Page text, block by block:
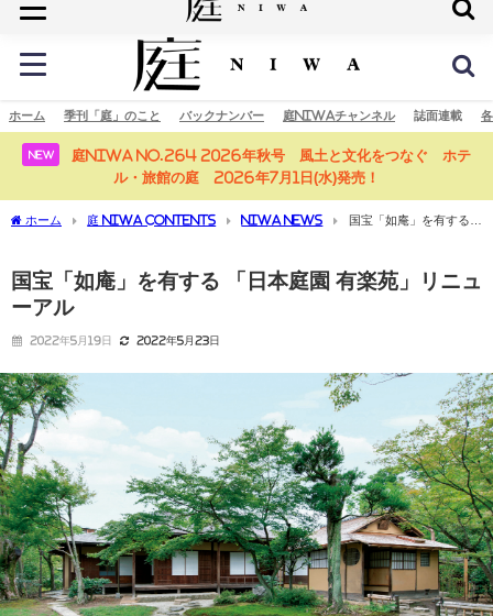
庭の未来へ
ホーム 季刊「庭」のこと バックナンバー 庭NIWAチャンネル 誌面連載
NEW
庭NIWA No.264 2026年秋号 風土と文化をつなぐ ホテ
ル・旅館の庭 2026年7月1日(水)発売！
ホーム 庭 NIWA CONTENTS NIWA NEWS
国宝「如庵」を有する
国宝「如庵」を有する 「日本庭園 有楽苑」リニュ
ーアル
2022年5月19日 2022年5月23日